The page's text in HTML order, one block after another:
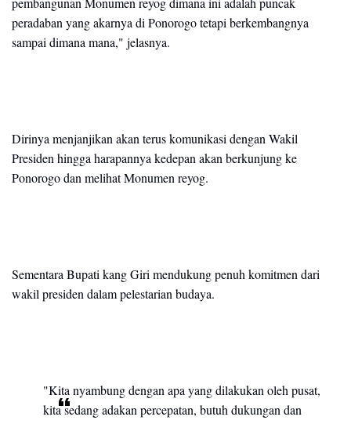
peradaban yang akarnya di Ponorogo tetapi berkembangnya
sampai dimana mana," jelasnya.
Dirinya menjanjikan akan terus komunikasi dengan Wakil
Presiden hingga harapannya kedepan akan berkunjung ke
Ponorogo dan melihat Monumen reyog.
Sementara Bupati kang Giri mendukung penuh komitmen dari
wakil presiden dalam pelestarian budaya.
"Kita nyambung dengan apa yang dilakukan oleh pusat,
kita sedang adakan percepatan, butuh dukungan dan